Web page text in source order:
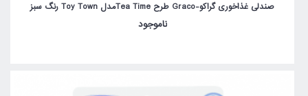
صندلی غذاخوری گراکو-Graco طرح Tea Timeمدل Toy Town رنگ سبز
ناموجود